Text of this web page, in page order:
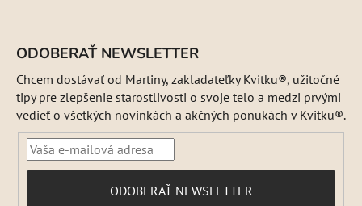
ODOBERAŤ NEWSLETTER
Chcem dostávať od Martiny, zakladateľky Kvitku®, užitočné
tipy pre zlepšenie starostlivosti o svoje telo a medzi prvými
vedieť o všetkých novinkách a akčných ponukách v Kvitku®.
PRIHLÁSIŤ
ODOBERAŤ NEWSLETTER